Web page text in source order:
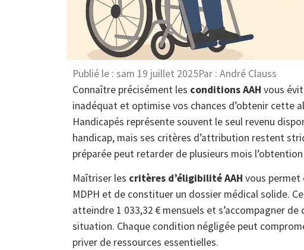
Publié le : sam 19 juillet 2025Par : André Clauss
Connaître précisément les conditions AAH vous
inadéquat et optimise vos chances d’obtenir cette
Handicapés représente souvent le seul revenu
handicap, mais ses critères d’attribution restent
préparée peut retarder de plusieurs mois
Maîtriser les critères d’éligibilité AAH vous permet
MDPH et de constituer un dossier médical solide.
atteindre 1 033,32 € mensuels et s’accompagner
situation. Chaque condition négligée peut
priver de ressources essentielles.